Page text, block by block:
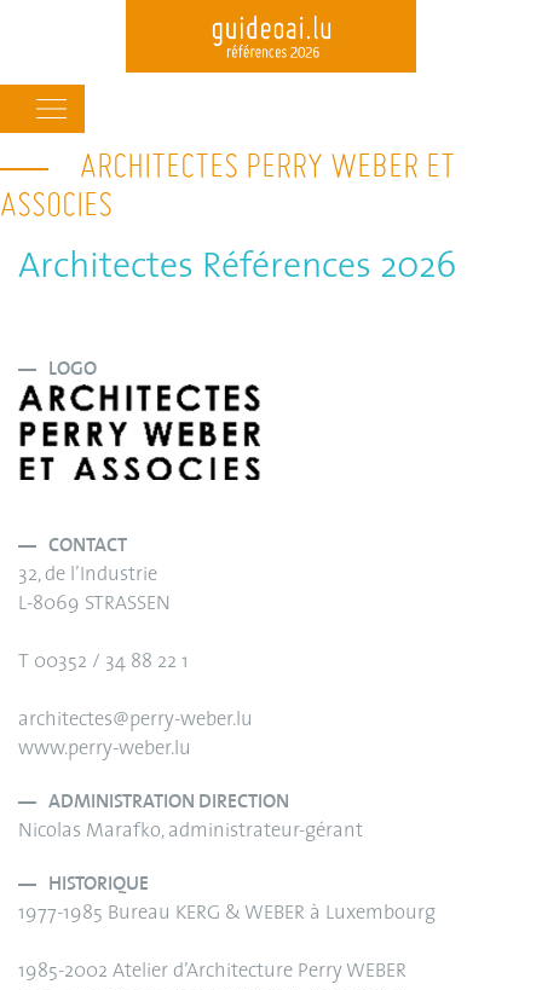
Skip
to
navigation
ARCHITECTES PERRY WEBER ET
ASSOCIES
Architectes Références 2026
LOGO
CONTACT
32, de l’Industrie
L-8069 STRASSEN
T 00352 / 34 88 22 1
architectes@perry-weber.lu
www.perry-weber.lu
ADMINISTRATION DIRECTION
Nicolas Marafko, administrateur-gérant
HISTORIQUE
1977-1985 Bureau KERG & WEBER à Luxembourg
1985-2002 Atelier d’Architecture Perry WEBER